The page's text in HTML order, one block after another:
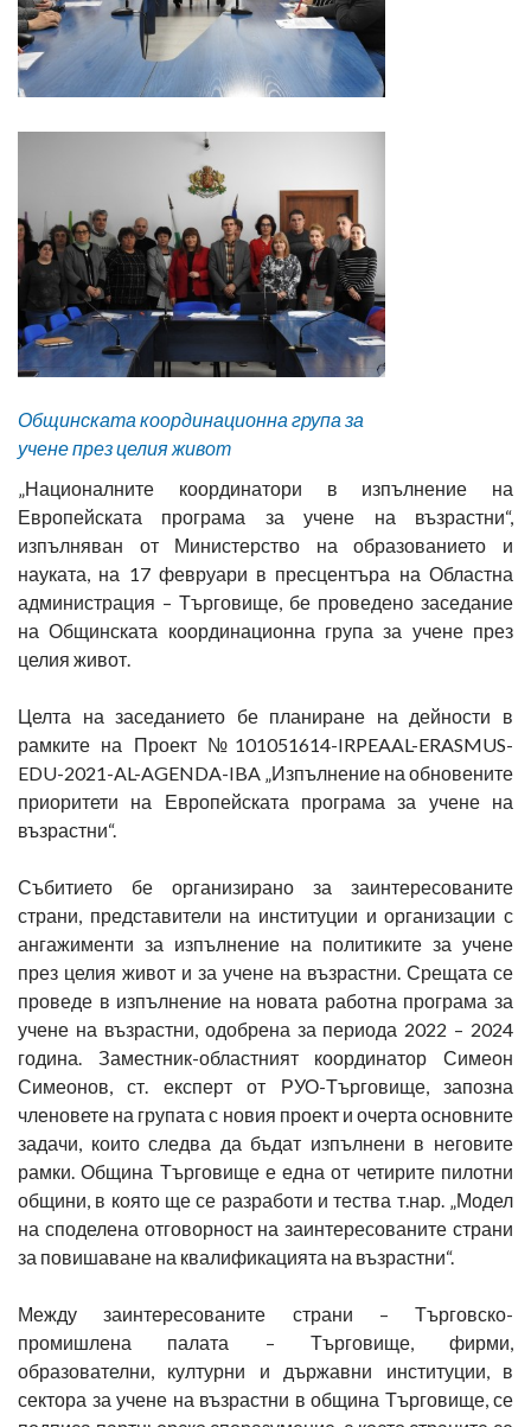
Общинската координационна група за
учене през целия живот
„Националните координатори в изпълнение на
Европейската програма за учене на възрастни“,
изпълняван от Министерство на образованието и
науката, на 17 февруари в пресцентъра на Областна
администрация – Търговище, бе проведено заседание
на Общинската координационна група за учене през
целия живот.
Целта на заседанието бе планиране на дейности в
рамките на Проект №101051614-IRPEAAL-ERASMUS-
EDU-2021-AL-AGENDA-IBA „Изпълнение на обновените
приоритети на Европейската програма за учене на
възрастни“.
Събитието бе организирано за заинтересованите
страни, представители на институции и организации с
ангажименти за изпълнение на политиките за учене
през целия живот и за учене на възрастни. Срещата се
проведе в изпълнение на новата работна програма за
учене на възрастни, одобрена за периода 2022 – 2024
година. Заместник-областният координатор Симеон
Симеонов, ст. експерт от РУО-Търговище, запозна
членовете на групата с новия проект и очерта основните
задачи, които следва да бъдат изпълнени в неговите
рамки. Община Търговище е една от четирите пилотни
общини, в която ще се разработи и тества т.нар. „Модел
на споделена отговорност на заинтересованите страни
за повишаване на квалификацията на възрастни“.
Между заинтересованите страни – Търговско-
промишлена палата – Търговище, фирми,
образователни, културни и държавни институции, в
сектора за учене на възрастни в община Търговище, се